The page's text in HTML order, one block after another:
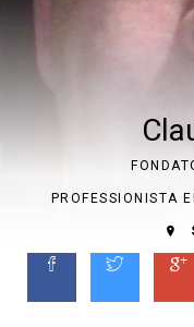
PROFESSIONISTA